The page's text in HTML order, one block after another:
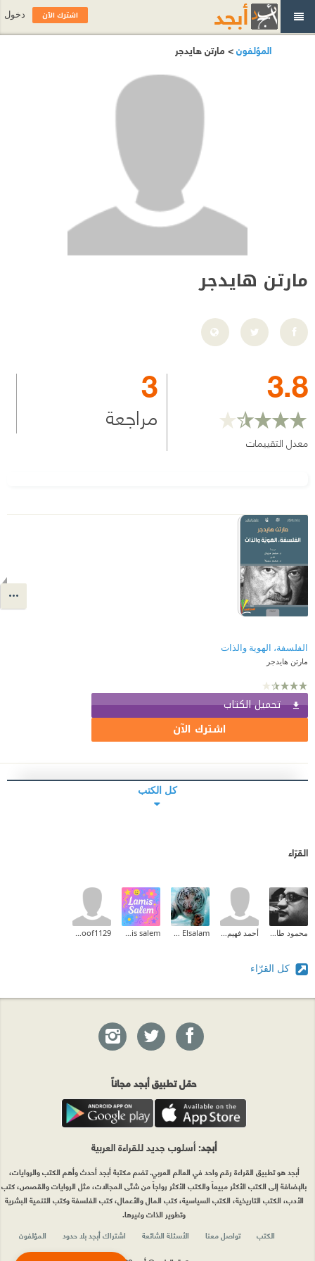
المؤلفون> مارتن هايدجر
مارتن هايدجر
3.8
معدل التقييمات
3
مراجعة
الفلسفة، الهوية والذات
مارتن هايدجر
تحميل الكتاب
اشترك الآن
كل الكتب
القرّاء
كل القرّاء
اشترك الآن دخول
حمّل تطبيق أبجد مجاناً
أبجد: أسلوب جديد للقراءة العربية
أبجد هو تطبيق القراءة رقم واحد في العالم العربي. تضم مكتبة أبجد أحدث وأهم الكتب والروايات،
بالإضافة إلى الكتب الأكثر مبيعاً والكتب الأكثر رواجاً من شتّى المجالات، مثل الروايات والقصص، كتب
الأدب، الكتب التاريخية، الكتب السياسية، كتب المال والأعمال، كتب الفلسفة وكتب التنمية البشرية
وتطوير الذات وغيرها.
الكتب
تواصل معنا الأسئلة الشائعة اشتراك أبجد بلا حدود
المؤلفون